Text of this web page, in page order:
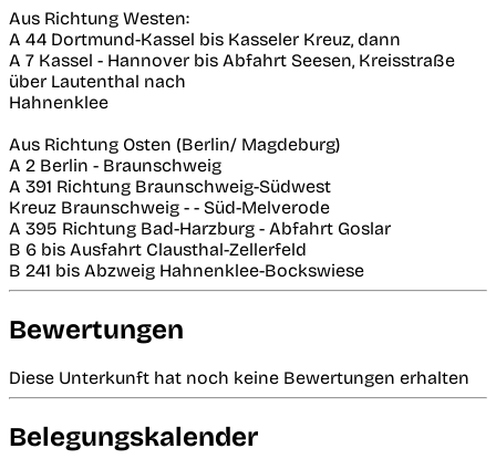
Aus Richtung Westen:
A 44 Dortmund-Kassel bis Kasseler Kreuz, dann
A 7 Kassel - Hannover bis Abfahrt Seesen, Kreisstraße
über Lautenthal nach
Hahnenklee
Aus Richtung Osten (Berlin/ Magdeburg)
A 2 Berlin - Braunschweig
A 391 Richtung Braunschweig-Südwest
Kreuz Braunschweig - - Süd-Melverode
A 395 Richtung Bad-Harzburg - Abfahrt Goslar
B 6 bis Ausfahrt Clausthal-Zellerfeld
B 241 bis Abzweig Hahnenklee-Bockswiese
Bewertungen
Diese Unterkunft hat noch keine Bewertungen erhalten
Belegungskalender